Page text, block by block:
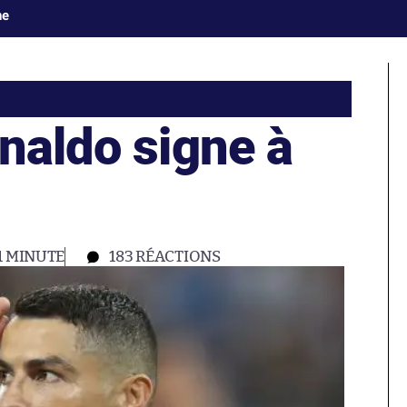
signe à
MINUTE 183RÉACTIONS